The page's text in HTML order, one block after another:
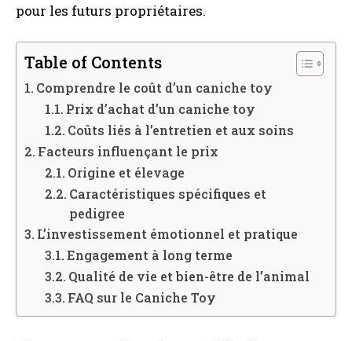
pour les futurs propriétaires.
Table of Contents
Comprendre le coût d’un caniche toy
Prix d’achat d’un caniche toy
Coûts liés à l’entretien et aux soins
Facteurs influençant le prix
Origine et élevage
Caractéristiques spécifiques et
pedigree
L’investissement émotionnel et pratique
Engagement à long terme
Qualité de vie et bien-être de l’animal
FAQ sur le Caniche Toy